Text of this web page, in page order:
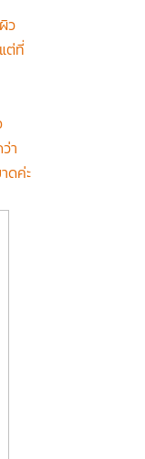
ว
ต่ที่
า
ดค่ะ